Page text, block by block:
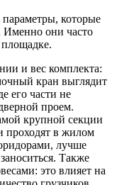
которые
Именно они часто
и вес комплекта:
кран выглядит
его части не
проем.
крупной секции
проходят в жилом
лучше
Также
это влияет на